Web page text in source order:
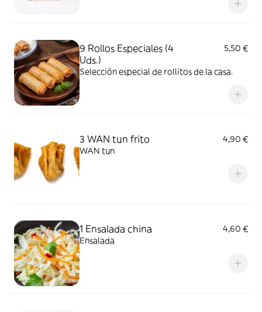
9 Rollos Especiales (4
Uds.)
5,50 €
Selección especial de rollitos de la casa.
3 WAN tun frito
4,90 €
WAN tun
1 Ensalada china
4,60 €
Ensalada